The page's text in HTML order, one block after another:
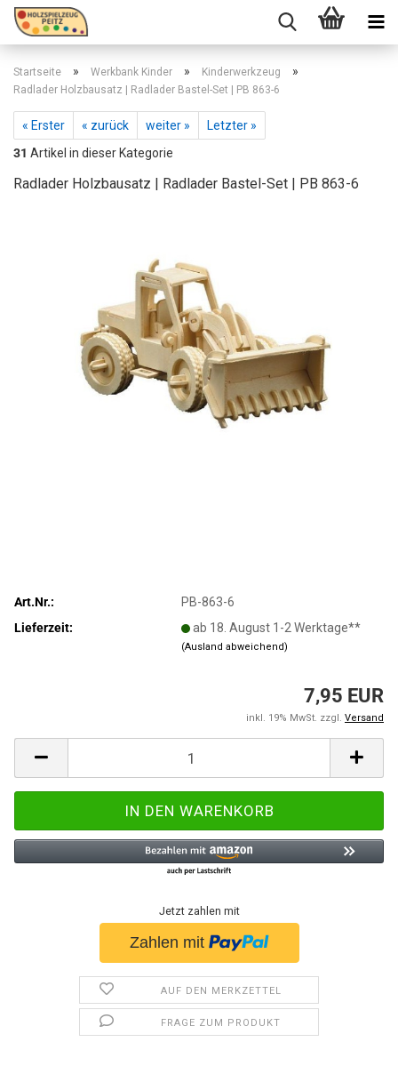
Startseite » Werkbank Kinder » Kinderwerkzeug »
Radlader Holzbausatz | Radlader Bastel-Set | PB 863-6
« Erster « zurück weiter »
Letzter »
31 Artikel in dieser Kategorie
Radlader Holzbausatz | Radlader Bastel-Set | PB 863-6
Art.Nr.:
PB-863-6
Lieferzeit:
ab 18. August 1-2 Werktage**
(Ausland abweichend)
7,95 EUR
inkl. 19% MwSt. zzgl. Versand
Jetzt zahlen mit
AUF DEN MERKZETTEL
FRAGE ZUM PRODUKT